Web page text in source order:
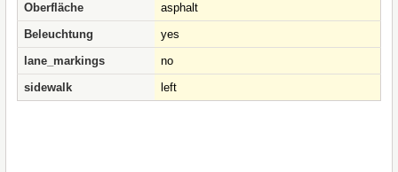
Oberfläche
asphalt
Beleuchtung
yes
lane_markings
no
sidewalk
left